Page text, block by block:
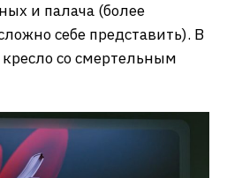
и палача (более
себе представить). В
со смертельным